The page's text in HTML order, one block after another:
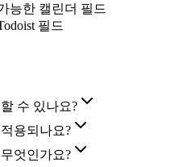
능한 캘린더 필드
필드
수 있나요?
용되나요?
엇인가요?